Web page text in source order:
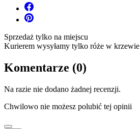
Sprzedaż tylko na miejscu
Kurierem wysyłamy tylko róże w krzewie
Komentarze (0)
Na razie nie dodano żadnej recenzji.
Chwilowo nie możesz polubić tej opinii